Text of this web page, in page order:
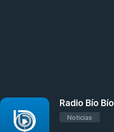
Radio Bío Bío
Noticias